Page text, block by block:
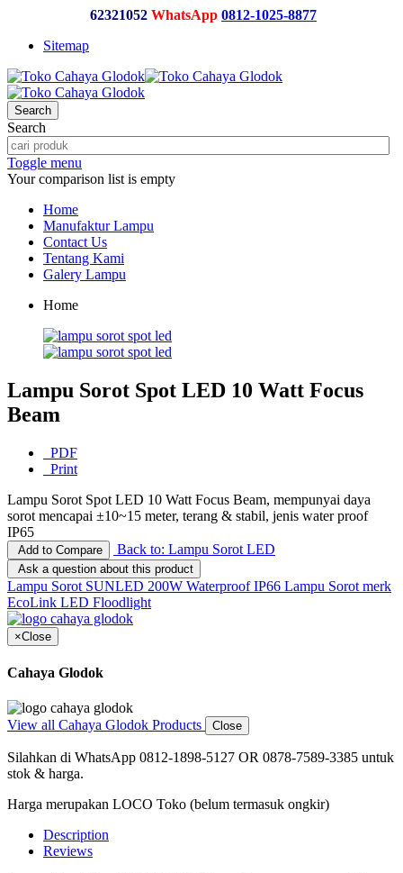
62321052 WhatsApp 0812-1025-8877
Sitemap
Search
Search
Toggle menu
Your comparison list is empty
Home
Manufaktur Lampu
Contact Us
Tentang Kami
Galery Lampu
Home
Lampu Sorot Spot LED 10 Watt Focus
Beam
PDF
Print
Lampu Sorot Spot LED 10 Watt Focus Beam, mempunyai daya
sorot mencapai ±10~15 meter, terang & stabil, jenis water proof
IP65
Add to Compare Back to: Lampu Sorot LED
Ask a question about this product
Lampu Sorot SUNLED 200W Waterproof IP66 Lampu Sorot merk
EcoLink LED Floodlight
×Close
Cahaya Glodok
View all Cahaya Glodok Products Close
Silahkan di WhatsApp 0812-1898-5127 OR 0878-7589-3385 untuk
stok & harga.
Harga merupakan LOCO Toko (belum termasuk ongkir)
Description
Reviews